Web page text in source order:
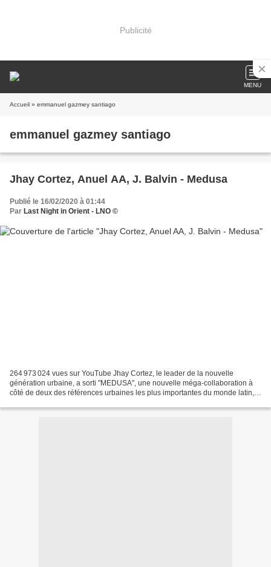
Publicité
MENU
Accueil » emmanuel gazmey santiago
emmanuel gazmey santiago
Jhay Cortez, Anuel AA, J. Balvin - Medusa
Publié le 16/02/2020 à 01:44
Par Last Night in Orient - LNO ©
264 973 024 vues sur YouTube Jhay Cortez, le leader de la nouvelle
génération urbaine, a sorti "MEDUSA", une nouvelle méga-collaboration à
côté de deux des références urbaines les plus importantes du monde latin, J